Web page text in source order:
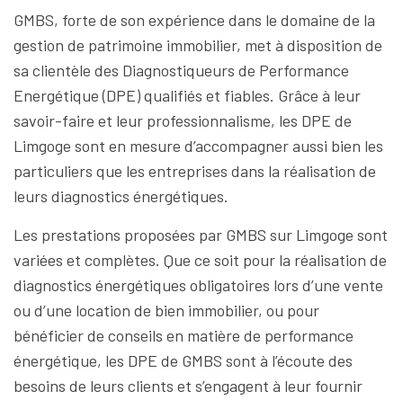
GMBS, forte de son expérience dans le domaine de la
gestion de patrimoine immobilier, met à disposition de
sa clientèle des Diagnostiqueurs de Performance
Energétique (DPE) qualifiés et fiables. Grâce à leur
savoir-faire et leur professionnalisme, les DPE de
Limgoge sont en mesure d’accompagner aussi bien les
particuliers que les entreprises dans la réalisation de
leurs diagnostics énergétiques.
Les prestations proposées par GMBS sur Limgoge sont
variées et complètes. Que ce soit pour la réalisation de
diagnostics énergétiques obligatoires lors d’une vente
ou d’une location de bien immobilier, ou pour
bénéficier de conseils en matière de performance
énergétique, les DPE de GMBS sont à l’écoute des
besoins de leurs clients et s’engagent à leur fournir